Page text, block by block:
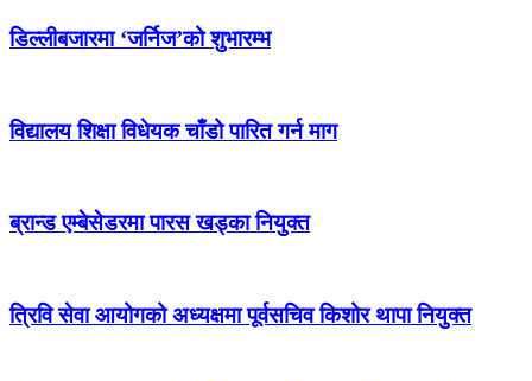
डिल्लीबजारमा ‘जर्निज’को शुभारम्भ
विद्यालय शिक्षा विधेयक चाँडो पारित गर्न माग
ब्रान्ड एम्बेसेडरमा पारस खड्का नियुक्त
त्रिवि सेवा आयोगको अध्यक्षमा पूर्वसचिव किशोर थापा नियुक्त